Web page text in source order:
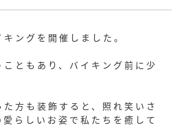
ングを開催しました。
ともあり、バイキング前に少
方も装飾すると、照れ笑いさ
らしいお姿で私たちを癒して